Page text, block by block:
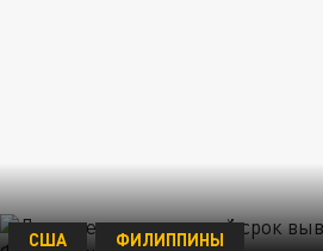
США
ФИЛИППИНЫ